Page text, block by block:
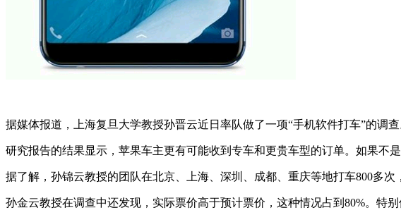
据媒体报道，上海复旦大学教授孙晋云近日率队做了一项“手机软件打车”的调查
研究报告的结果显示，苹果车主更有可能收到专车和更贵车型的订单。如果不
据了解，孙锦云教授的团队在北京、上海、深圳、成都、重庆等地打车800多次
孙金云教授在调查中还发现，实际票价高于预计票价，这种情况占到80%。特